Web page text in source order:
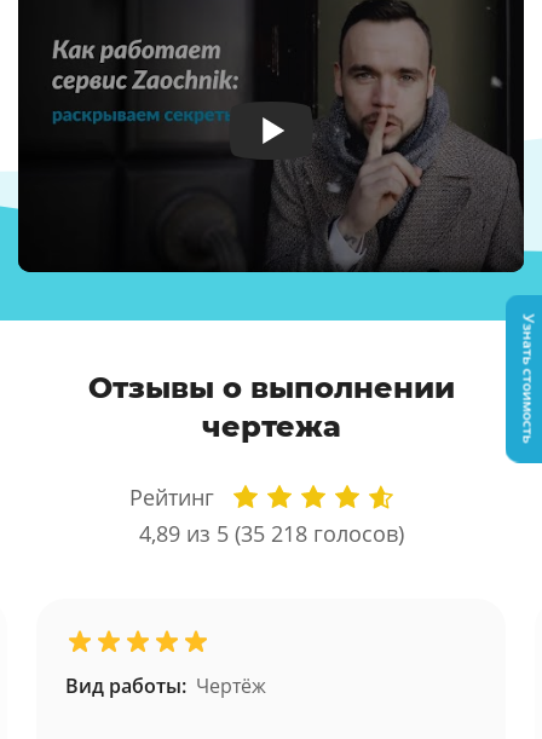
Отзывы о выполнении
чертежа
Рейтинг
4,89 из 5 (35 218голосов)
Вид работы: Чертёж
Узнать стоимость